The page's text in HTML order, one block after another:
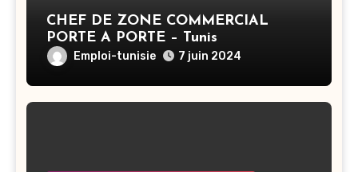
CHEF DE ZONE COMMERCIAL
PORTE A PORTE – Tunis
Emploi-tunisie 7 juin 2024